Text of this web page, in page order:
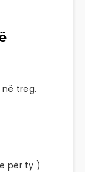
treg.
për ty )